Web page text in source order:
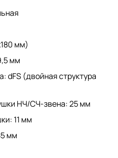
мм)
мм
(двойная структура
НЧ/СЧ-звена: 25 мм
11 мм
мм